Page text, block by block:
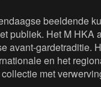
beeldende
publiek. Het M
avant-gardetraditie.
en het
met